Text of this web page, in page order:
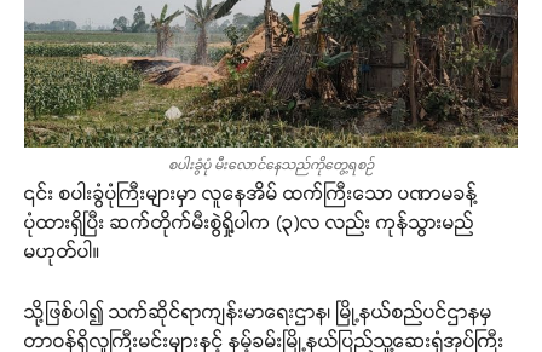
စပါးခွံပုံ မီးလောင်နေသည်ကိုတွေ့ရစဉ်
၎င်း စပါးခွံပုံကြီးများမှာ လူနေအိမ် ထက်ကြီးသော ပဏာမခန့်
ပုံထားရှိပြီး ဆက်တိုက်မီးစွဲရှို့ပါက (၃)လ လည်း ကုန်သွားမည်
မဟုတ်ပါ။
သို့ဖြစ်ပါ၍ သက်ဆိုင်ရာကျန်းမာရေးဌာန၊ မြို့နယ်စည်ပင်ဌာနမှ
တာဝန်ရှိလူကြီးမင်းများနှင့် နမ့်ခမ်းမြို့နယ်ပြည်သူ့ဆေးရုံအုပ်ကြီး